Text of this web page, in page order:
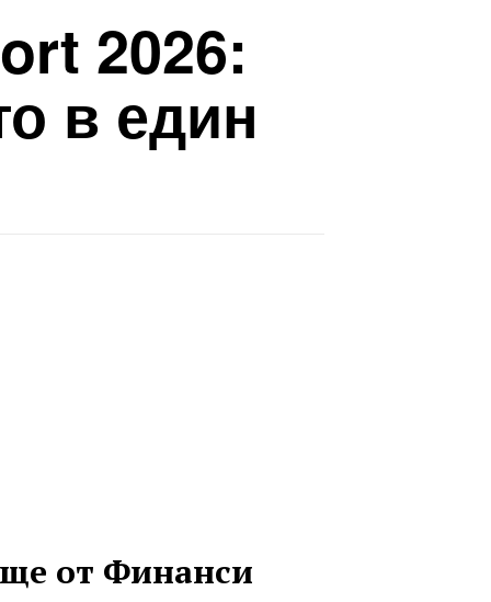
2026:
в един
от Финанси